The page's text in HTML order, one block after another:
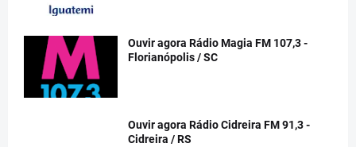
Ouvir agora Rádio Magia FM 107,3 -
Florianópolis / SC
Ouvir agora Rádio Cidreira FM 91,3 -
Cidreira / RS